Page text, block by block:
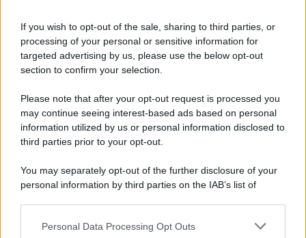
If you wish to opt-out of the sale, sharing to third parties, or
processing of your personal or sensitive information for
targeted advertising by us, please use the below opt-out
section to confirm your selection.
Please note that after your opt-out request is processed you
may continue seeing interest-based ads based on personal
information utilized by us or personal information disclosed to
third parties prior to your opt-out.
You may separately opt-out of the further disclosure of your
personal information by third parties on the IAB’s list of
This information may also be disclosed by us to third parties
Personal Data Processing Opt Outs
Preferenze PrivacyPrivacy PolicyCookie PolicyNote legali